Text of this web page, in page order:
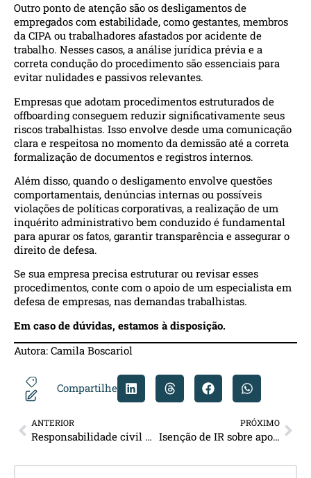
Outro ponto de atenção são os desligamentos de
empregados com estabilidade, como gestantes, membros
da CIPA ou trabalhadores afastados por acidente de
trabalho. Nesses casos, a análise jurídica prévia e a
correta condução do procedimento são essenciais para
evitar nulidades e passivos relevantes.
Empresas que adotam procedimentos estruturados de
offboarding conseguem reduzir significativamente seus
riscos trabalhistas. Isso envolve desde uma comunicação
clara e respeitosa no momento da demissão até a correta
formalização de documentos e registros internos.
Além disso, quando o desligamento envolve questões
comportamentais, denúncias internas ou possíveis
violações de políticas corporativas, a realização de um
inquérito administrativo bem conduzido é fundamental
para apurar os fatos, garantir transparência e assegurar o
direito de defesa.
Se sua empresa precisa estruturar ou revisar esses
procedimentos, conte com o apoio de um especialista em
defesa de empresas, nas demandas trabalhistas.
Em caso de dúvidas, estamos à disposição.
Autora: Camila Boscariol
Compartilhe
ANTERIOR
Responsabilidade civil por danos nas redes sociais e a aplicação do Marco Civil da Internet
PRÓXIMO
Isenção de IR sobre aposentadoria para portadores de doença grave